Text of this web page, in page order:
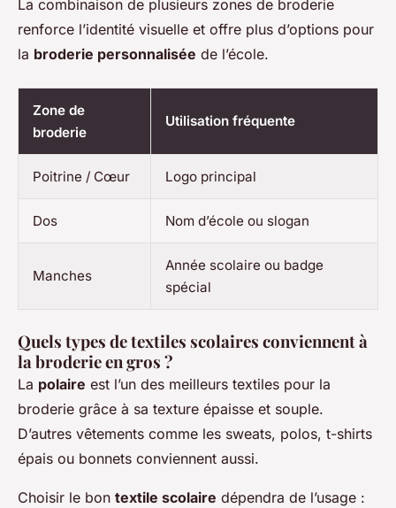
La combinaison de plusieurs zones de broderie
renforce l’identité visuelle et offre plus d’options pour
la broderie personnalisée de l’école.
Zone de
broderie
Utilisation fréquente
Poitrine / Cœur Logo principal
Dos Nom d’école ou slogan
Manches
Année scolaire ou badge
spécial
Quels types de textiles scolaires conviennent à
la broderie en gros ?
La polaire est l’un des meilleurs textiles pour la
broderie grâce à sa texture épaisse et souple.
D’autres vêtements comme les sweats, polos, t-shirts
épais ou bonnets conviennent aussi.
Choisir le bon textile scolaire dépendra de l’usage :